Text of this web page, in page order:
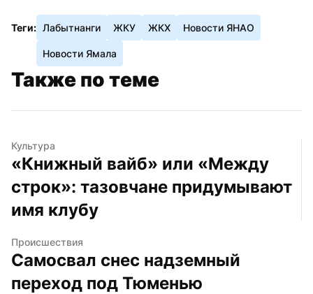
Теги: Лабытнанги ЖКУ ЖКХ Новости ЯНАО
Новости Ямала
Также по теме
Культура
«Книжный вайб» или «Между
строк»: тазовчане придумывают
имя клубу
Происшествия
Самосвал снес надземный
переход под Тюменью